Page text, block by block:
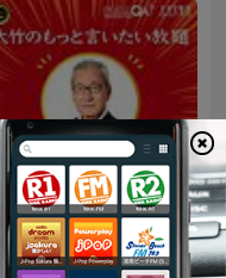
のもっと言いたい放題 -
竹まこと ゴールデンラジ
オ！